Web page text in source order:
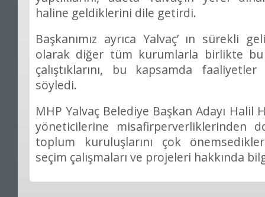
haline geldiklerini dile getirdi.
Başkanımız ayrıca Yalvaç’ ın sürekli
olarak diğer tüm kurumlarla birlikte
çalıştıklarını, bu kapsamda
söyledi.
MHP Yalvaç Belediye Başkan Adayı Halil
yöneticilerine misafirperverliklerinden
toplum kuruluşlarını çok
seçim çalışmaları ve projeleri hakkında